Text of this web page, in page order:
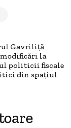
Gavriliță
la
politicii fiscale
din spațiul